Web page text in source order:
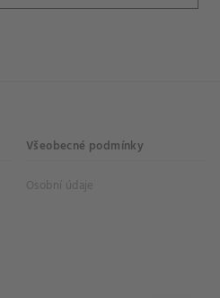
Všeobecné podmínky
Osobní údaje